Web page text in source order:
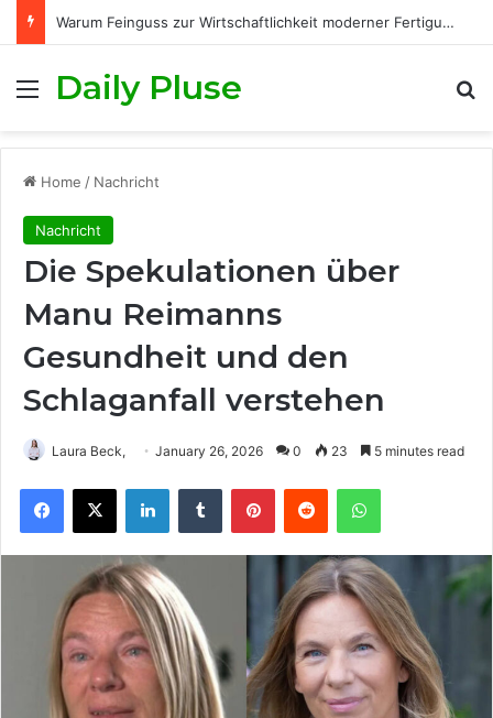
Warum Feinguss zur Wirtschaftlichkeit moderner Fertigungsprozesse beiträgt
Menu
Daily Pluse
Home / Nachricht
Nachricht
Die Spekulationen über
Manu Reimanns
Gesundheit und den
Schlaganfall verstehen
Laura Beck, January 26, 2026 0 23 5 minutes read